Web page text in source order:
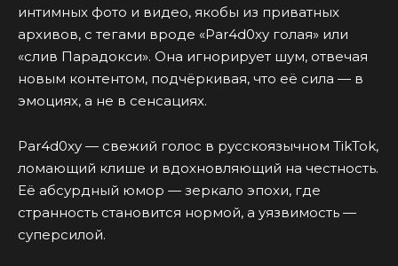
интимных фото и видео, якобы из приватных
архивов, с тегами вроде «Par4d0xy голая» или
«слив Парадокси». Она игнорирует шум, отвечая
новым контентом, подчёркивая, что её сила — в
эмоциях, а не в сенсациях.
Par4d0xy — свежий голос в русскоязычном TikTok,
ломающий клише и вдохновляющий на честность.
Её абсурдный юмор — зеркало эпохи, где
странность становится нормой, а уязвимость —
суперсилой.